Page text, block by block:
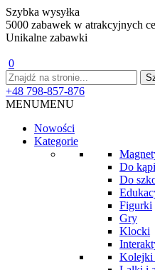
Szybka wysyłka
5000 zabawek w atrakcyjnych
Unikalne zabawki
0
+48 798-857-876
MENUMENU
Nowości
Kategorie
Do
Do
Figurki
Gry
Klocki
Kolejki